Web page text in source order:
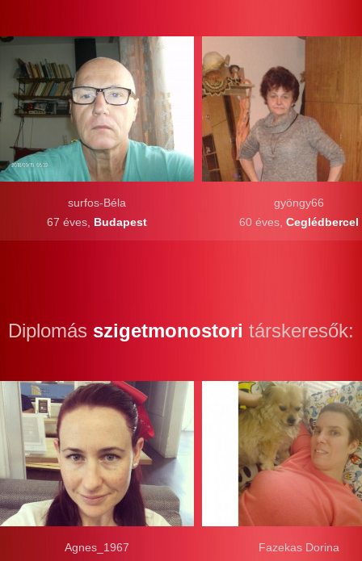
gyöngy66
60 éves, Ceglédbercel
surfos-Béla
67 éves, Budapest
Diplomás szigetmonostori társkeresők:
Agnes_1967
Fazekas Dorina